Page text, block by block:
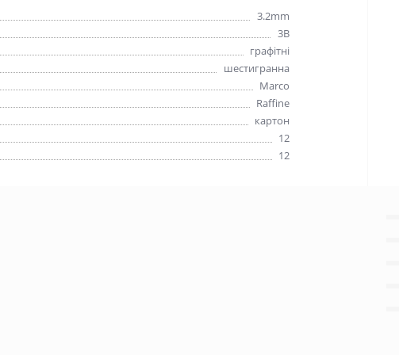
3.2mm
3B
графітні
шестигранна
Marco
Raffine
картон
12
12